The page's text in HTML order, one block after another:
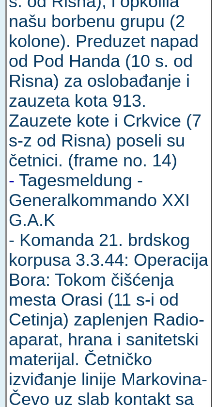
našu borbenu grupu (2
kolone). Preduzet napad
od Pod Handa (10 s. od
Risna) za oslobađanje i
zauzeta kota 913.
Zauzete kote i Crkvice (7
s-z od Risna) poseli su
četnici. (frame no. 14)
- Tagesmeldung -
Generalkommando XXI
G.A.K
- Komanda 21. brdskog
korpusa 3.3.44: Operacija
Bora: Tokom čišćenja
mesta Orasi (11 s-i od
Cetinja) zaplenjen Radio-
aparat, hrana i sanitetski
materijal. Četničko
izviđanje linije Markovina-
Čevo uz slab kontakt sa